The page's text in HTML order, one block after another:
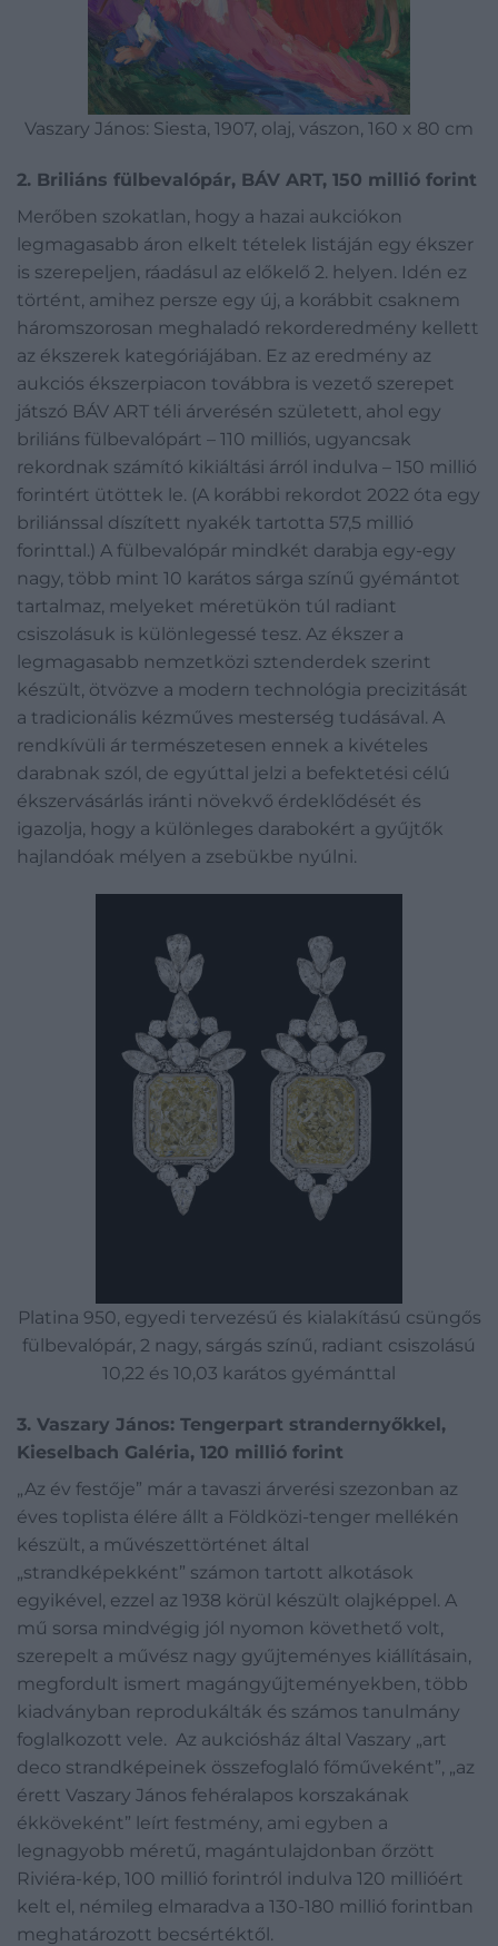
Vaszary János: Siesta, 1907, olaj, vászon, 160 x 80 cm
2. Briliáns fülbevalópár, BÁV ART, 150 millió forint
Merőben szokatlan, hogy a hazai aukciókon
legmagasabb áron elkelt tételek listáján egy ékszer
is szerepeljen, ráadásul az előkelő 2. helyen. Idén ez
történt, amihez persze egy új, a korábbit csaknem
háromszorosan meghaladó rekorderedmény kellett
az ékszerek kategóriájában. Ez az eredmény az
aukciós ékszerpiacon továbbra is vezető szerepet
játszó BÁV ART téli árverésén született, ahol egy
briliáns fülbevalópárt – 110 milliós, ugyancsak
rekordnak számító kikiáltási árról indulva – 150 millió
forintért ütöttek le. (A korábbi rekordot 2022 óta egy
briliánssal díszített nyakék tartotta 57,5 millió
forinttal.) A fülbevalópár mindkét darabja egy-egy
nagy, több mint 10 karátos sárga színű gyémántot
tartalmaz, melyeket méretükön túl radiant
csiszolásuk is különlegessé tesz. Az ékszer a
legmagasabb nemzetközi sztenderdek szerint
készült, ötvözve a modern technológia precizitását
a tradicionális kézműves mesterség tudásával. A
rendkívüli ár természetesen ennek a kivételes
darabnak szól, de egyúttal jelzi a befektetési célú
ékszervásárlás iránti növekvő érdeklődését és
igazolja, hogy a különleges darabokért a gyűjtők
hajlandóak mélyen a zsebükbe nyúlni.
Platina 950, egyedi tervezésű és kialakítású csüngős
fülbevalópár, 2 nagy, sárgás színű, radiant csiszolású
10,22 és 10,03 karátos gyémánttal
3. Vaszary János: Tengerpart strandernyőkkel,
Kieselbach Galéria, 120 millió forint
„Az év festője” már a tavaszi árverési szezonban az
éves toplista élére állt a Földközi-tenger mellékén
készült, a művészettörténet által
„strandképekként” számon tartott alkotások
egyikével, ezzel az 1938 körül készült olajképpel. A
mű sorsa mindvégig jól nyomon követhető volt,
szerepelt a művész nagy gyűjteményes kiállításain,
megfordult ismert magángyűjteményekben, több
kiadványban reprodukálták és számos tanulmány
foglalkozott vele. Az aukciósház által Vaszary „art
deco strandképeinek összefoglaló főműveként”, „az
érett Vaszary János fehéralapos korszakának
ékköveként” leírt festmény, ami egyben a
legnagyobb méretű, magántulajdonban őrzött
Riviéra-kép, 100 millió forintról indulva 120 millióért
kelt el, némileg elmaradva a 130-180 millió forintban
meghatározott becsértéktől.